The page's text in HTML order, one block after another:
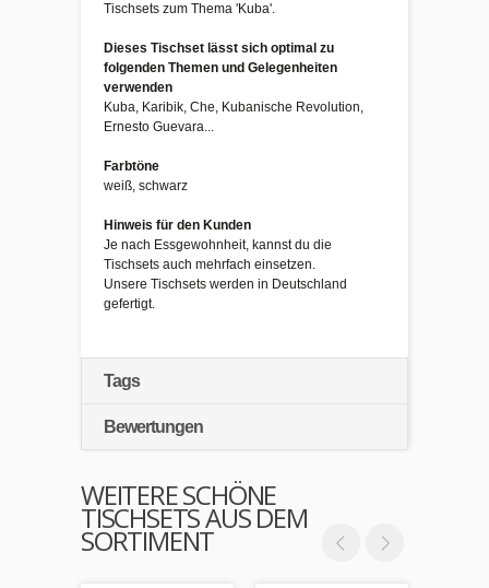
Tischsets zum Thema 'Kuba'.
Dieses Tischset lässt sich optimal zu
folgenden Themen und Gelegenheiten
verwenden
Kuba, Karibik, Che, Kubanische Revolution,
Ernesto Guevara...
Farbtöne
weiß, schwarz
Hinweis für den Kunden
Je nach Essgewohnheit, kannst du die
Tischsets auch mehrfach einsetzen.
Unsere Tischsets werden in Deutschland
gefertigt.
Tags
Bewertungen
WEITERE SCHÖNE
TISCHSETS AUS DEM
SORTIMENT